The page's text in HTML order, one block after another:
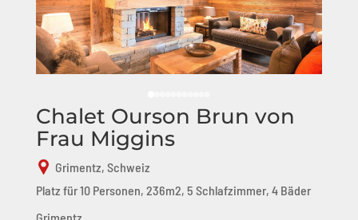
Chalet Ourson Brun von
Frau Miggins
Grimentz, Schweiz
Platz für 10 Personen, 236m2, 5 Schlafzimmer, 4 Bäder